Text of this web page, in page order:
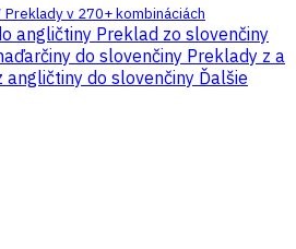
Preklady v 270+ kombináciách
angličtiny Preklad zo slovenčiny
do slovenčiny Preklady z a
angličtiny do slovenčiny Ďalšie